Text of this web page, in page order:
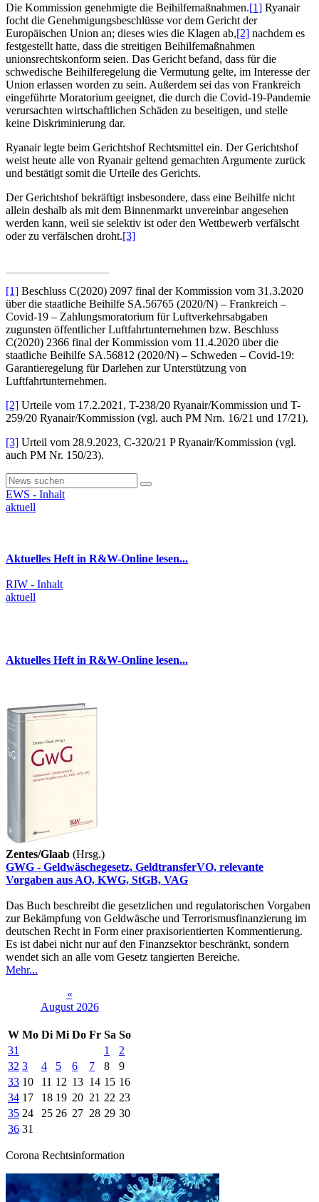
Die Kommission genehmigte die Beihilfemaßnahmen.[1] Ryanair
focht die Genehmigungsbeschlüsse vor dem Gericht der
Europäischen Union an; dieses wies die Klagen ab,[2] nachdem es
festgestellt hatte, dass die streitigen Beihilfemaßnahmen
unionsrechtskonform seien. Das Gericht befand, dass für die
schwedische Beihilferegelung die Vermutung gelte, im Interesse der
Union erlassen worden zu sein. Außerdem sei das von Frankreich
eingeführte Moratorium geeignet, die durch die Covid-19-Pandemie
verursachten wirtschaftlichen Schäden zu beseitigen, und stelle
keine Diskriminierung dar.
Ryanair legte beim Gerichtshof Rechtsmittel ein. Der Gerichtshof
weist heute alle von Ryanair geltend gemachten Argumente zurück
und bestätigt somit die Urteile des Gerichts.
Der Gerichtshof bekräftigt insbesondere, dass eine Beihilfe nicht
allein deshalb als mit dem Binnenmarkt unvereinbar angesehen
werden kann, weil sie selektiv ist oder den Wettbewerb verfälscht
oder zu verfälschen droht.[3]
[1] Beschluss C(2020) 2097 final der Kommission vom 31.3.2020
über die staatliche Beihilfe SA.56765 (2020/N) – Frankreich –
Covid-19 – Zahlungsmoratorium für Luftverkehrsabgaben
zugunsten öffentlicher Luftfahrtunternehmen bzw. Beschluss
C(2020) 2366 final der Kommission vom 11.4.2020 über die
staatliche Beihilfe SA.56812 (2020/N) – Schweden – Covid-19:
Garantieregelung für Darlehen zur Unterstützung von
Luftfahrtunternehmen.
[2] Urteile vom 17.2.2021, T-238/20 Ryanair/Kommission und T-
259/20 Ryanair/Kommission (vgl. auch PM Nrn. 16/21 und 17/21).
[3] Urteil vom 28.9.2023, C-320/21 P Ryanair/Kommission (vgl.
auch PM Nr. 150/23).
EWS - Inhalt
aktuell
Aktuelles Heft in R&W-Online lesen...
RIW - Inhalt
aktuell
Aktuelles Heft in R&W-Online lesen...
Zentes/Glaab (Hrsg.)
GWG - Geldwäschegesetz, GeldtransferVO, relevante
Vorgaben aus AO, KWG, StGB, VAG
Das Buch beschreibt die gesetzlichen und regulatorischen Vorgaben
zur Bekämpfung von Geldwäsche und Terrorismusfinanzierung im
deutschen Recht in Form einer praxisorientierten Kommentierung.
Es ist dabei nicht nur auf den Finanzsektor beschränkt, sondern
wendet sich an alle vom Gesetz tangierten Bereiche.
Mehr...
«
August 2026
W Mo Di Mi Do Fr Sa So
31
1
2
32 3 4 5 6 7 8
9
33 10 11 12 13 14 15 16
34 17 18 19 20 21 22 23
35 24 25 26 27 28 29 30
36 31
Corona Rechtsinformation